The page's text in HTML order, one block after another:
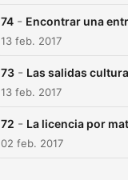
74 - Encontrar una
13 feb. 2017
73 - Las salidas
13 feb. 2017
72 - La licencia por
02 feb. 2017